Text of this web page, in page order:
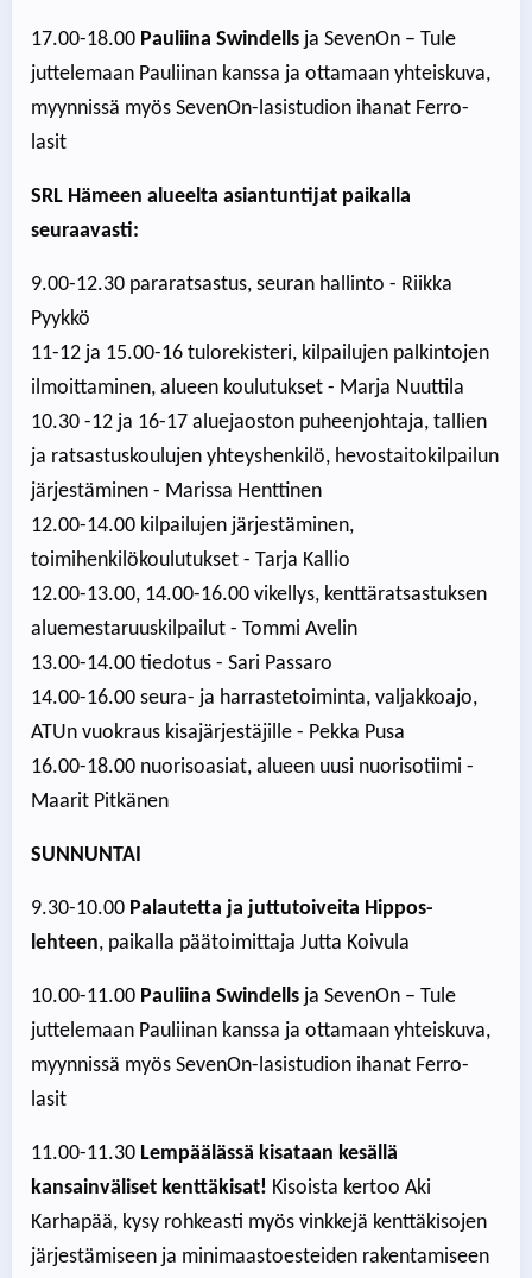
17.00-18.00 Pauliina Swindells ja SevenOn – Tule
juttelemaan Pauliinan kanssa ja ottamaan yhteiskuva,
myynnissä myös SevenOn-lasistudion ihanat Ferro-
lasit
SRL Hämeen alueelta asiantuntijat paikalla
seuraavasti:
9.00-12.30 pararatsastus, seuran hallinto - Riikka
Pyykkö
11-12 ja 15.00-16 tulorekisteri, kilpailujen palkintojen
ilmoittaminen, alueen koulutukset - Marja Nuuttila
10.30 -12 ja 16-17 aluejaoston puheenjohtaja, tallien
ja ratsastuskoulujen yhteyshenkilö, hevostaitokilpailun
järjestäminen - Marissa Henttinen
12.00-14.00 kilpailujen järjestäminen,
toimihenkilökoulutukset - Tarja Kallio
12.00-13.00, 14.00-16.00 vikellys, kenttäratsastuksen
aluemestaruuskilpailut - Tommi Avelin
13.00-14.00 tiedotus - Sari Passaro
14.00-16.00 seura- ja harrastetoiminta, valjakkoajo,
ATUn vuokraus kisajärjestäjille - Pekka Pusa
16.00-18.00 nuorisoasiat, alueen uusi nuorisotiimi -
Maarit Pitkänen
SUNNUNTAI
9.30-10.00 Palautetta ja juttutoiveita Hippos-
lehteen, paikalla päätoimittaja Jutta Koivula
10.00-11.00 Pauliina Swindells ja SevenOn – Tule
juttelemaan Pauliinan kanssa ja ottamaan yhteiskuva,
myynnissä myös SevenOn-lasistudion ihanat Ferro-
lasit
11.00-11.30 Lempäälässä kisataan kesällä
kansainväliset kenttäkisat! Kisoista kertoo Aki
Karhapää, kysy rohkeasti myös vinkkejä kenttäkisojen
järjestämiseen ja minimaastoesteiden rakentamiseen